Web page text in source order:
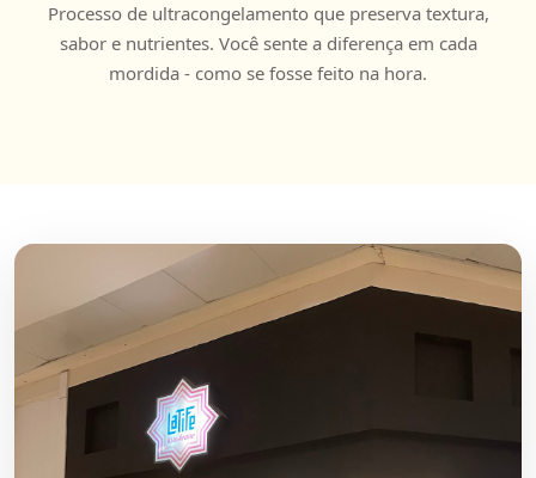
Processo de ultracongelamento que preserva textura,
sabor e nutrientes. Você sente a diferença em cada
mordida - como se fosse feito na hora.